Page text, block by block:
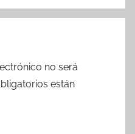
no será
están